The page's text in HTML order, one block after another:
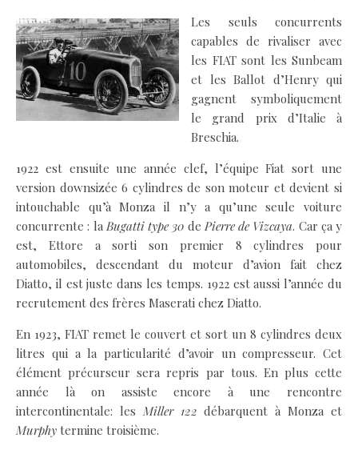
Les seuls concurrents
capables de rivaliser avec
les FIAT sont les Sunbeam
et les Ballot d’Henry qui
gagnent symboliquement
le grand prix d’Italie à
Breschia.
1922 est ensuite une année clef, l’équipe Fiat sort une
version downsizée 6 cylindres de son moteur et devient si
intouchable qu’à Monza il n’y a qu’une seule voiture
concurrente : laBugatti type 30 dePierre de Vizcaya. Car ça y
est, Ettore a sorti son premier 8 cylindres pour
automobiles, descendant du moteur d’avion fait chez
Diatto, il est juste dans les temps. 1922 est aussi l’année du
recrutement des frères Maserati chez Diatto.
En 1923, FIAT remet le couvert et sort un 8 cylindres deux
litres qui a la particularité d’avoir un compresseur. Cet
élément précurseur sera repris par tous. En plus cette
année là on assiste encore à une rencontre
intercontinentale: lesMiller 122 débarquent à Monza et
Murphy termine troisième.